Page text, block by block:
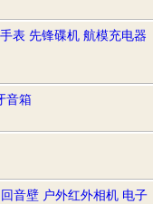
表 先锋碟机 航模充电器
音箱
音壁 户外红外相机 电子